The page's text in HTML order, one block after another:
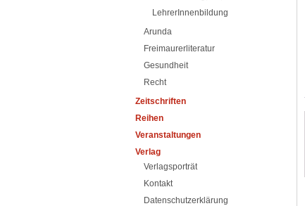
LehrerInnenbildung
Arunda
Freimaurerliteratur
Gesundheit
Recht
Zeitschriften
Reihen
Veranstaltungen
Verlag
Verlagsporträt
Kontakt
Datenschutzerklärung